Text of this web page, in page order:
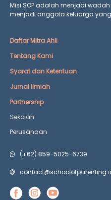
Misi SOP adalah menjadi
menjadi anggota keluarga yang
Daftar Mitra Ahli
Tentang Kami
Syarat dan Ketentuan
Jurnal Ilmiah
Partnership
Sekolah
Perusahaan
(+62) 859-5025-6739